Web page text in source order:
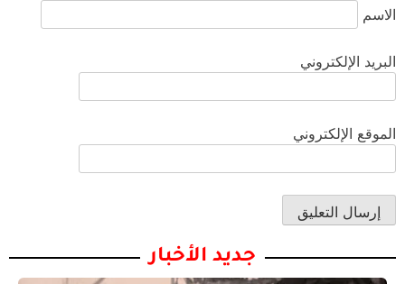
الاسم
البريد الإلكتروني
الموقع الإلكتروني
جديد الأخبار